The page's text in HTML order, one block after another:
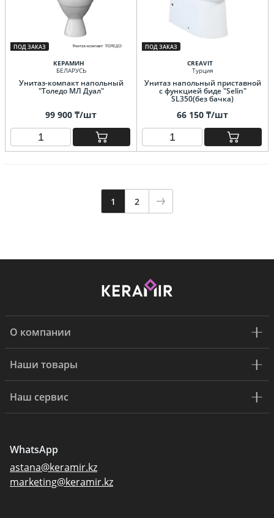
ПОД ЗАКАЗ
КЕРАМИН
БЕЛАРУСЬ
Унитаз-компакт напольный
"Толедо МЛ Дуал"
99 900 ₸/шт
ПОД ЗАКАЗ
CREAVIT
Турция
Унитаз напольный приставной
с функцией биде "Selin"
SL350(без бачка)
66 150 ₸/шт
1 2
О компании
Наши товары
Наш сервис
WhatsApp
astana@keramir.kz
marketing@keramir.kz